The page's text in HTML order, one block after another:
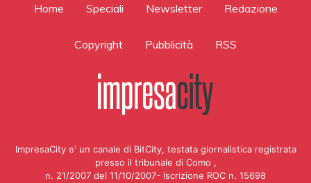
Home Speciali Newsletter Redazione
Copyright Pubblicità RSS
ImpresaCity e' un canale di BitCity, testata giornalistica registrata
presso il tribunale di Como ,
n. 21/2007 del 11/10/2007- Iscrizione ROC n. 15698